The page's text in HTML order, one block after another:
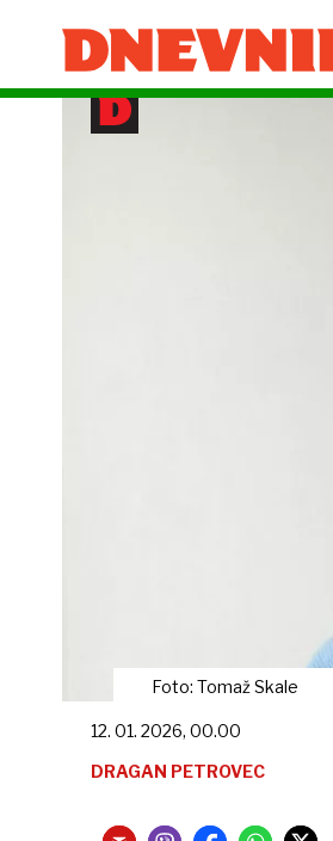
Foto: Tomaž Skale
12. 01. 2026, 00.00
DRAGAN PETROVEC